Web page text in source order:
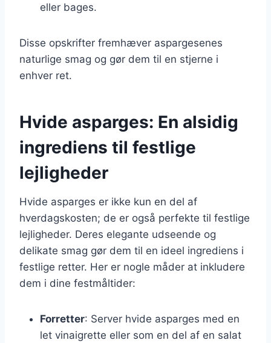
eller bages.
Disse opskrifter fremhæver aspargesenes
naturlige smag og gør dem til en stjerne i
enhver ret.
Hvide asparges: En alsidig
ingrediens til festlige
lejligheder
Hvide asparges er ikke kun en del af
hverdagskosten; de er også perfekte til festlige
lejligheder. Deres elegante udseende og
delikate smag gør dem til en ideel ingrediens i
festlige retter. Her er nogle måder at inkludere
dem i dine festmåltider:
Forretter: Server hvide asparges med en
let vinaigrette eller som en del af en salat